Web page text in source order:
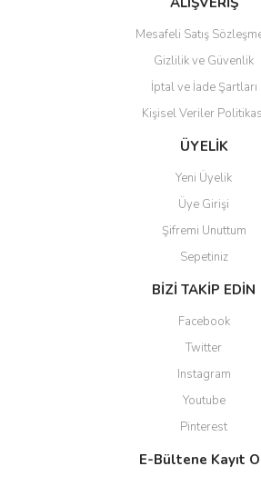
Mesafeli Satış
Gizlilik ve Güvenlik
İptal ve İade Şartları
Kişisel Veriler
ÜYELİK
Yeni Üyelik
Üye Girişi
Şifremi Unuttum
Sepetiniz
BİZİ TAKİP EDİN
Facebook
Twitter
Instagram
Youtube
Pinterest
E-Bültene Kayıt